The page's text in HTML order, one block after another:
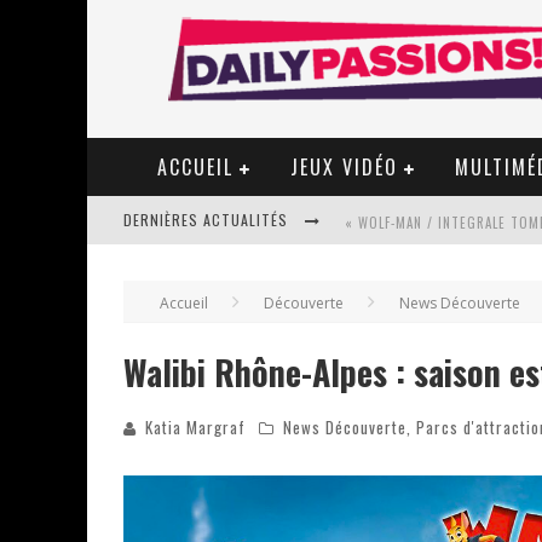
ACCUEIL JEUX VIDÉO
DERNIÈRES ACTUALITÉS « WOLF-MAN / INTEGRALE
STAR FOX
PSYRIVER 2026 : LA MAGIE
« MOFUSAND / PARLER
Accueil Découverte News Découverte
Walibi Rhône-Alpes : saison
Katia Margraf News Découverte, Parcs